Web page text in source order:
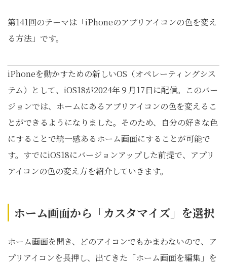
第141回のテーマは「iPhoneのアプリアイコンの色を変え
る方法」です。
iPhoneを動かすための新しいOS（オペレーティングシス
テム）として、iOS18が2024年９月17日に配信。このバー
ジョンでは、ホームにあるアプリアイコンの色を変えるこ
とができるようになりました。そのため、自分の好きな色
にすることで統一感あるホーム画面にすることが可能で
す。すでにiOS18にバージョンアップした前提で、アプリ
アイコンの色の変え方を紹介していきます。
ホーム画面から「カスタマイズ」を選択
ホーム画面を開き、どのアイコンでもかまわないので、ア
プリアイコンを長押し、出てきた「ホーム画面を編集」を